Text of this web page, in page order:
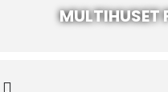
MULTIHUSET